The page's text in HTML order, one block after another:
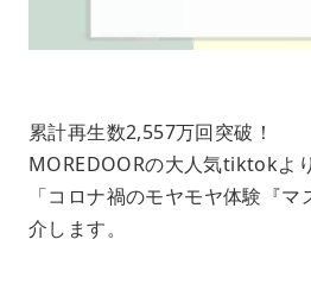
累計再生数2,557万回突破！
MOREDOORの大人気tiktokよ
「コロナ禍のモヤモヤ体験『
介します。